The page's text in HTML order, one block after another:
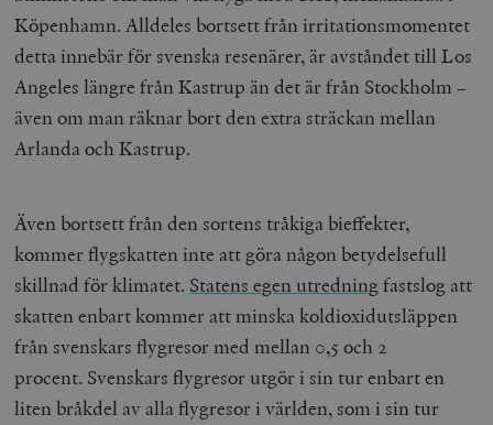
Köpenhamn. Alldeles bortsett från irritationsmomentet
detta innebär för svenska resenärer, är avståndet till Los
Angeles längre från Kastrup än det är från Stockholm–
även om man räknar bort den extra sträckan mellan
Arlanda och Kastrup.
Även bortsett från den sortens tråkiga bieffekter,
kommer flygskatten inte att göra någon betydelsefull
skillnad för klimatet. Statens egen utredningfastslog att
skatten enbart kommer att minska koldioxidutsläppen
från svenskars flygresor med mellan 0,5 och 2
procent. Svenskars flygresor utgör i sin tur enbart en
liten bråkdel av alla flygresor i världen, som i sin tur